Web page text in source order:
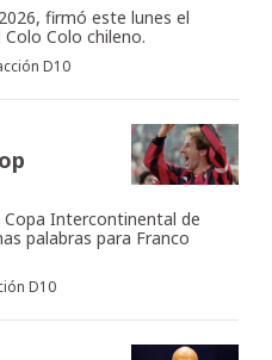
firmó este lunes el
Colo chileno.
D10
Copa Intercontinental de
palabras para Franco
D10